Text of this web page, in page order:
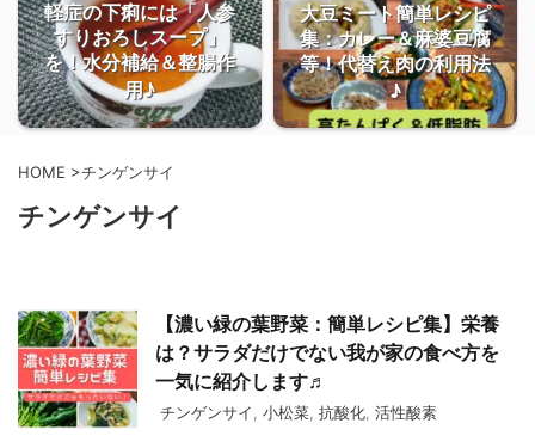
軽症の下痢には「人参
すりおろしスープ」
を！水分補給＆整腸作
用♪
大豆ミート簡単レシピ
集：カレー＆麻婆豆腐
等！代替え肉の利用法
♪
HOME >チンゲンサイ
チンゲンサイ
【濃い緑の葉野菜：簡単レシピ集】栄養
は？サラダだけでない我が家の食べ方を
一気に紹介します♬
チンゲンサイ 小松菜 抗酸化 活性酸素